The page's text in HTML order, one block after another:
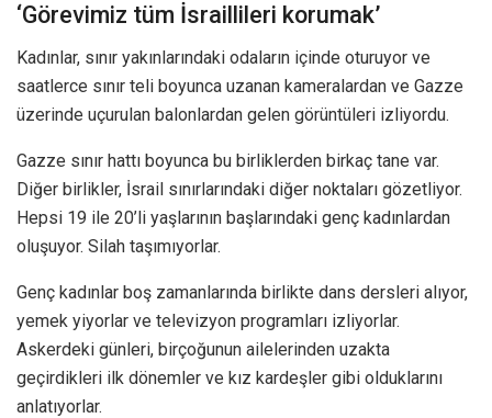
‘Görevimiz tüm İsraillileri korumak’
Kadınlar, sınır yakınlarındaki odaların içinde oturuyor ve
saatlerce sınır teli boyunca uzanan kameralardan ve Gazze
üzerinde uçurulan balonlardan gelen görüntüleri izliyordu.
Gazze sınır hattı boyunca bu birliklerden birkaç tane var.
Diğer birlikler, İsrail sınırlarındaki diğer noktaları gözetliyor.
Hepsi 19 ile 20’li yaşlarının başlarındaki genç kadınlardan
oluşuyor. Silah taşımıyorlar.
Genç kadınlar boş zamanlarında birlikte dans dersleri alıyor,
yemek yiyorlar ve televizyon programları izliyorlar.
Askerdeki günleri, birçoğunun ailelerinden uzakta
geçirdikleri ilk dönemler ve kız kardeşler gibi olduklarını
anlatıyorlar.